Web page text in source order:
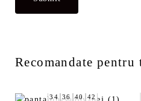
Recomandate pentru
34 36 40 42